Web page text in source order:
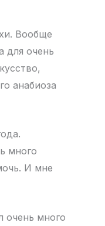
Вообще
для очень
анабиоза
много
И мне
очень много